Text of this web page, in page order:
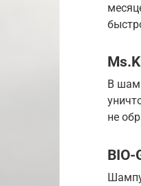
В
не
BIO-